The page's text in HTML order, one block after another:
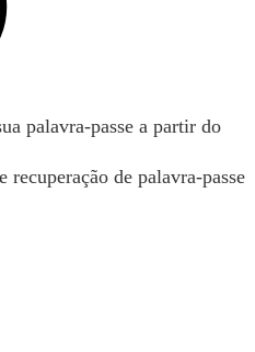
palavra-passe a partir do
de palavra-passe